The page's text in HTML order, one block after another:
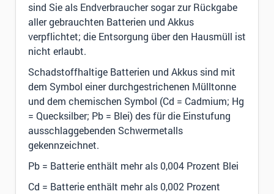
sind Sie als Endverbraucher sogar zur Rückgabe
aller gebrauchten Batterien und Akkus
verpflichtet; die Entsorgung über den Hausmüll ist
nicht erlaubt.
Schadstoffhaltige Batterien und Akkus sind mit
dem Symbol einer durchgestrichenen Mülltonne
und dem chemischen Symbol (Cd = Cadmium; Hg
= Quecksilber; Pb = Blei) des für die Einstufung
ausschlaggebenden Schwermetalls
gekennzeichnet.
Pb = Batterie enthält mehr als 0,004 Prozent Blei
Cd = Batterie enthält mehr als 0,002 Prozent